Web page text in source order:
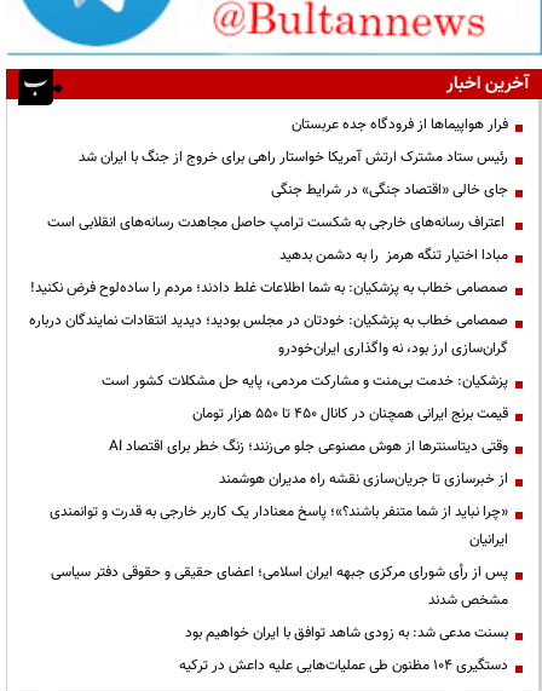
آخرین اخبار
فرار هواپیماها از فرودگاه جده عربستان
رئیس ستاد مشترک ارتش آمریکا خواستار راهی برای خروج از جنگ با ایران شد
جای خالی «اقتصاد جنگی» در شرایط جنگی
اعتراف رسانه‌های خارجی به شکست ترامپ حاصل مجاهدت رسانه‌های انقلابی است
مبادا اختیار تنگه هرمز را به دشمن بدهید
صمصامی خطاب به پزشکیان: به شما اطلاعات غلط دادند؛ مردم را ساده‌لوح فرض نکنید!
صمصامی خطاب به پزشکیان: خودتان در مجلس بودید؛ دیدید انتقادات نمایندگان درباره
گران‌سازی ارز بود، نه واگذاری ایران‌خودرو
پزشکیان: خدمت بی‌منت و مشارکت مردمی، پایه حل مشکلات کشور است
قیمت‌ برنج ایرانی همچنان در کانال ۴۵۰ تا ۵۵۰ هزار تومان
وقتی دیتاسنترها از هوش مصنوعی جلو می‌زنند؛ زنگ خطر برای اقتصاد AI
از خبرسازی تا جریان‌سازی نقشه راه مدیران هوشمند
«چرا نباید از شما متنفر باشند؟»؛ پاسخ معنادار یک کاربر خارجی به قدرت و توانمندی
ایرانیان
پس از رأی شورای مرکزی جبهه ایران اسلامی؛ اعضای حقیقی و حقوقی دفتر سیاسی
مشخص شدند
بسنت مدعی شد: به زودی شاهد توافق با ایران خواهیم بود
دستگیری ۱۰۴ مظنون طی عملیات‌هایی علیه داعش در ترکیه